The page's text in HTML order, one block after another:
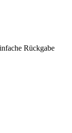
Rückgabe